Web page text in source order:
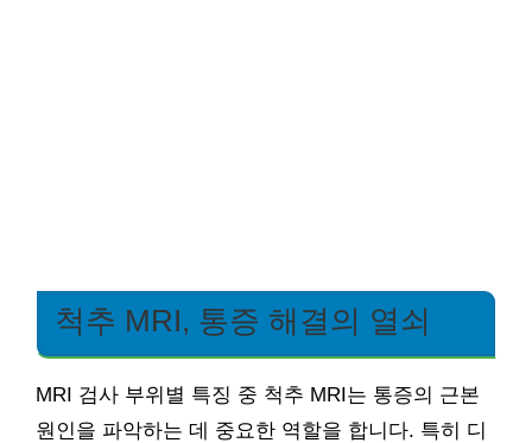
척추 MRI, 통증 해결의 열쇠
MRI 검사 부위별 특징 중 척추 MRI는 통증의 근본
원인을 파악하는 데 중요한 역할을 합니다. 특히 디